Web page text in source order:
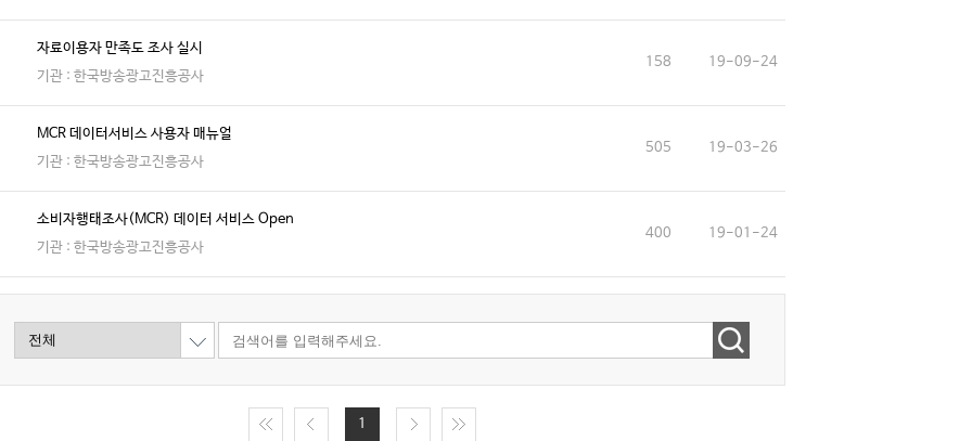
자료이용자 만족도 조사 실시
기관 : 한국방송광고진흥공사
158 19-09-24
MCR 데이터서비스 사용자 매뉴얼
기관 : 한국방송광고진흥공사
505 19-03-26
소비자행태조사(MCR) 데이터 서비스 Open
기관 : 한국방송광고진흥공사
400 19-01-24
1